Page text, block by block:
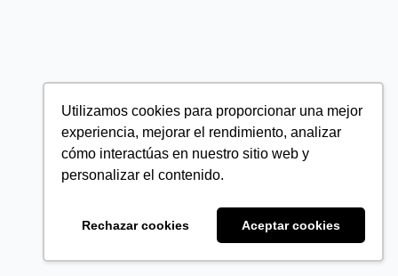
Utilizamos cookies para proporcionar una mejor
experiencia, mejorar el rendimiento, analizar
cómo interactúas en nuestro sitio web y
personalizar el contenido.
Rechazar cookies Aceptar cookies